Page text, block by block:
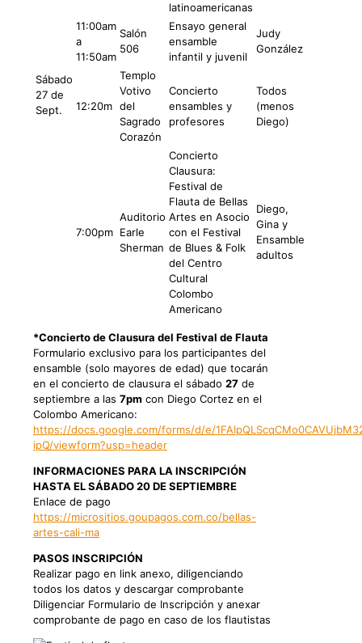
Sábado
27 de
Sept.
latinoamericanas
11:00am
a
11:50am
Salón
506
Ensayo general
ensamble
infantil y juvenil
Judy
González
12:20m
Templo
Votivo
del
Sagrado
Corazón
Concierto
ensambles y
profesores
Todos
(menos
Diego)
7:00pm
Auditorio
Earle
Sherman
Concierto
Clausura:
Festival de
Flauta de Bellas
Artes en Asocio
con el Festival
de Blues & Folk
del Centro
Cultural
Colombo
Americano
Diego,
Gina y
Ensamble
adultos
*Concierto de Clausura del Festival de Flauta
Formulario exclusivo para los participantes del
ensamble (solo mayores de edad) que tocarán
en el concierto de clausura el sábado 27 de
septiembre a las 7pm con Diego Cortez en el
Colombo Americano:
https://docs.google.com/forms/d/e/
ipQ/viewform?usp=header
INFORMACIONES PARA LA INSCRIPCIÓN
HASTA EL SÁBADO 20 DE SEPTIEMBRE
Enlace de pago
https://micrositios.goupagos.com.co/bellas-
artes-cali-ma
PASOS INSCRIPCIÓN
Realizar pago en link anexo, diligenciando
todos los datos y descargar comprobante
Diligenciar Formulario de Inscripción y anexar
comprobante de pago en caso de los flautistas